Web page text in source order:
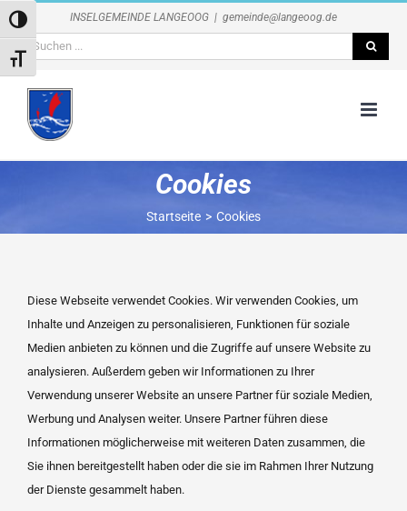
Zum
springen
INSELGEMEINDE LANGEOOG | gemeinde@langeoog.de
Suche
nach:
Cookies
Startseite Cookies
Umschalten auf hohe Kontraste
Schrift vergrößern
Diese Webseite verwendet Cookies. Wir verwenden Cookies, um
Inhalte und Anzeigen zu personalisieren, Funktionen für soziale
Medien anbieten zu können und die Zugriffe auf unsere Website zu
analysieren. Außerdem geben wir Informationen zu Ihrer
Verwendung unserer Website an unsere Partner für soziale Medien,
Werbung und Analysen weiter. Unsere Partner führen diese
Informationen möglicherweise mit weiteren Daten zusammen, die
Sie ihnen bereitgestellt haben oder die sie im Rahmen Ihrer Nutzung
der Dienste gesammelt haben.